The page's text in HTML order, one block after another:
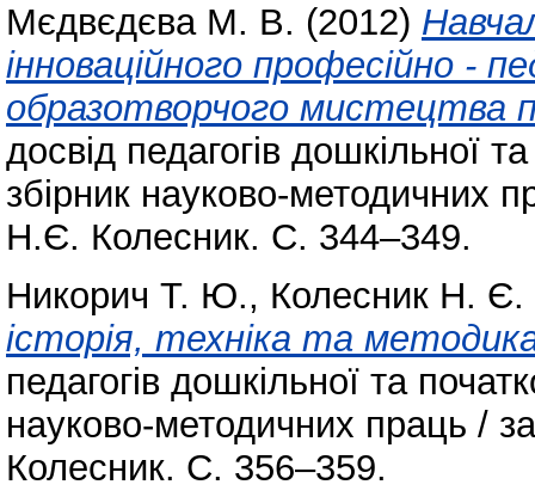
Мєдвєдєва М. В. (2012)
інноваційного професійно -
образотворчого мистецтва
досвід педагогів дошкільної
збірник науково-методичних
Н.Є. Колесник. С. 344–349.
Никорич Т. Ю., Колесник Н. Є.
історія, техніка та
педагогів дошкільної та
науково-методичних праць /
Колесник. С. 356–359.